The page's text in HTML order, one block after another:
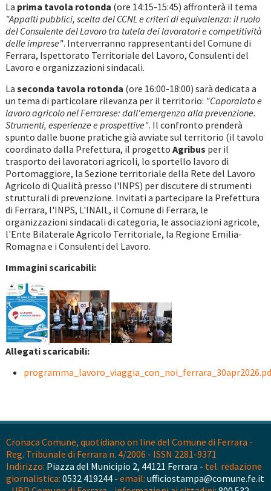
La prima tavola rotonda (ore 14:15-15:45) affronterà il tema
"Appalti pubblici, scelta del CCNL e criteri di equivalenza: il ruolo
del Consulente del Lavoro tra tutela dei lavoratori e competitività
delle imprese". Interverranno rappresentanti del Comune di
Ferrara, Ispettorato Territoriale del Lavoro, Consulenti del
Lavoro e organizzazioni sindacali.
La seconda tavola rotonda (ore 16:00-18:00) sarà dedicata a
un tema di particolare rilevanza per il territorio: "Caporalato e
lavoro agricolo nel Ferrarese: dall'emergenza alla prevenzione.
Strumenti, esperienze e prospettive". Il confronto prenderà
spunto dalle buone pratiche già avviate sul territorio (il tavolo
coordinato dalla Prefettura, il progetto Agribus per il
trasporto dei lavoratori agricoli, lo sportello lavoro di
Portomaggiore, la Sezione territoriale della Rete del Lavoro
Agricolo di Qualità presso l'INPS) per discutere di strumenti
strutturali di prevenzione. Invitati a partecipare la Prefettura
di Ferrara, l'INPS, L'INAIL, il Comune di Ferrara, le
organizzazioni sindacali di categoria, le associazioni agricole,
l'Ente Bilaterale Agricolo Territoriale, la Regione Emilia-
Romagna e i Consulenti del Lavoro.
Immagini scaricabili:
Allegati scaricabili:
Cronaca Comune, quotidiano on line del Comune di Ferrara -
Reg. Tribunale di Ferrara n. 4/2006 - ISSN 2281-9371
Indirizzo: Piazza del Municipio 2, 44121 Ferrara - tel. redazione
giornalistica: 0532 419244 - email: ufficiostampa@comune.fe.it